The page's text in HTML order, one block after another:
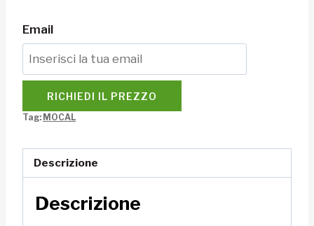
Email
RICHIEDI IL PREZZO
Tag: MOCAL
Descrizione
Descrizione